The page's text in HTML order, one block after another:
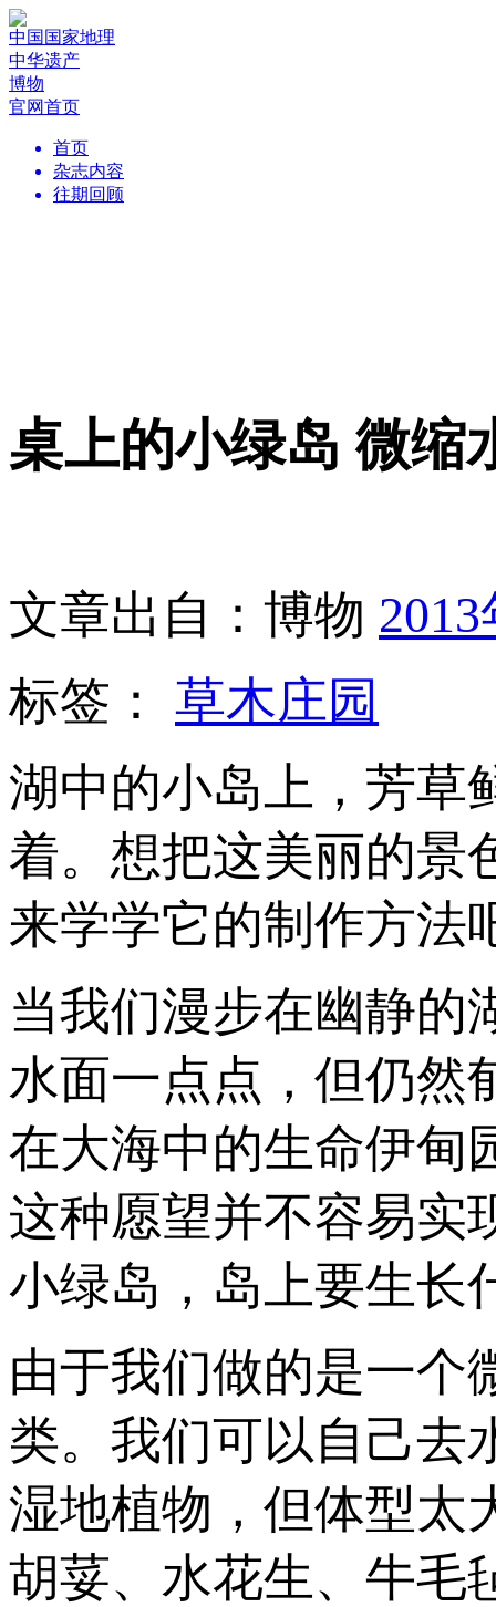
中国国家地理
中华遗产
博物
官网首页
首页
杂志内容
往期回顾
桌上的小绿岛 微缩
文章出自：博物
标签： 草木庄园
湖中的小岛上，芳草
着。想把这美丽的景
来学学它的制作方法
当我们漫步在幽静的
水面一点点，但仍然
在大海中的生命伊甸
这种愿望并不容易实
小绿岛，岛上要生长
由于我们做的是一个
类。我们可以自己去
湿地植物，但体型太
胡荽、水花生、牛毛